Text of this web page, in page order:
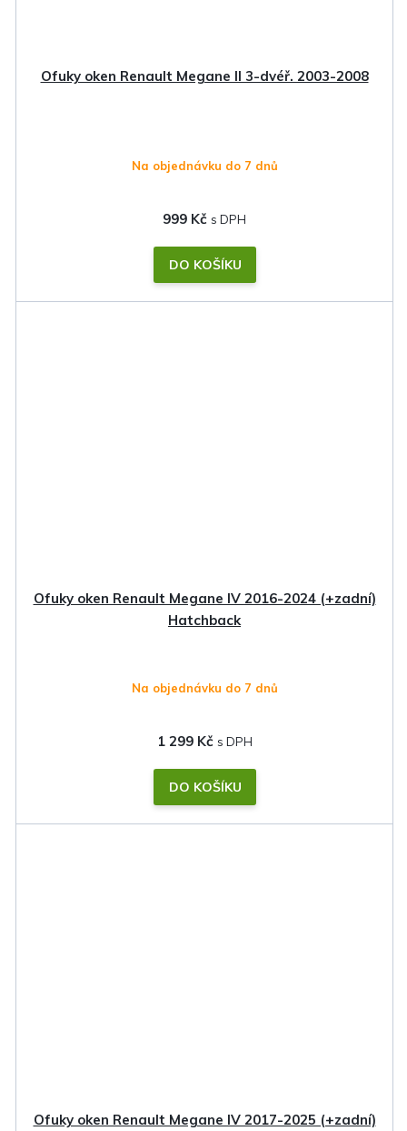
Ofuky oken Renault Megane II 3-dvéř. 2003-2008
Na objednávku do 7 dnů
999 Kč
DO KOŠÍKU
Ofuky oken Renault Megane IV 2016-2024 (+zadní)
Hatchback
Na objednávku do 7 dnů
1 299 Kč
DO KOŠÍKU
Ofuky oken Renault Megane IV 2017-2025 (+zadní)